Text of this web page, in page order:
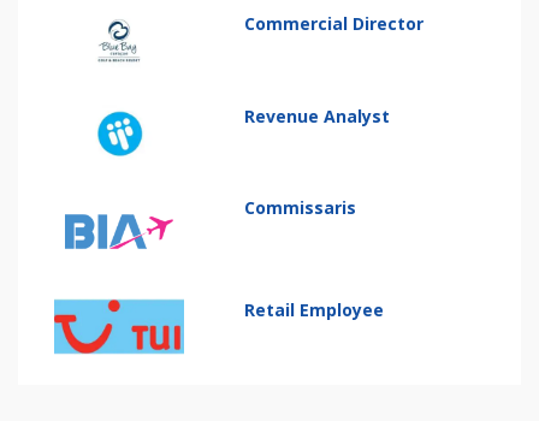
Commercial Director
Revenue Analyst
Commissaris
Retail Employee